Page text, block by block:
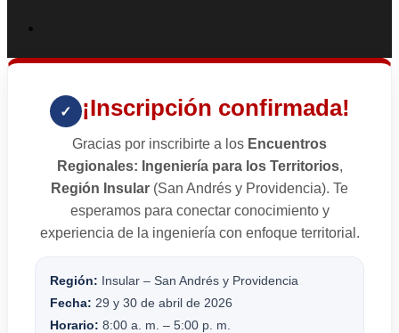
✓ ¡Inscripción confirmada!
Gracias por inscribirte a los Encuentros
Regionales: Ingeniería para los Territorios,
Región Insular (San Andrés y Providencia). Te
esperamos para conectar conocimiento y
experiencia de la ingeniería con enfoque territorial.
Región: Insular – San Andrés y Providencia
Fecha: 29 y 30 de abril de 2026
Horario: 8:00 a. m. – 5:00 p. m.